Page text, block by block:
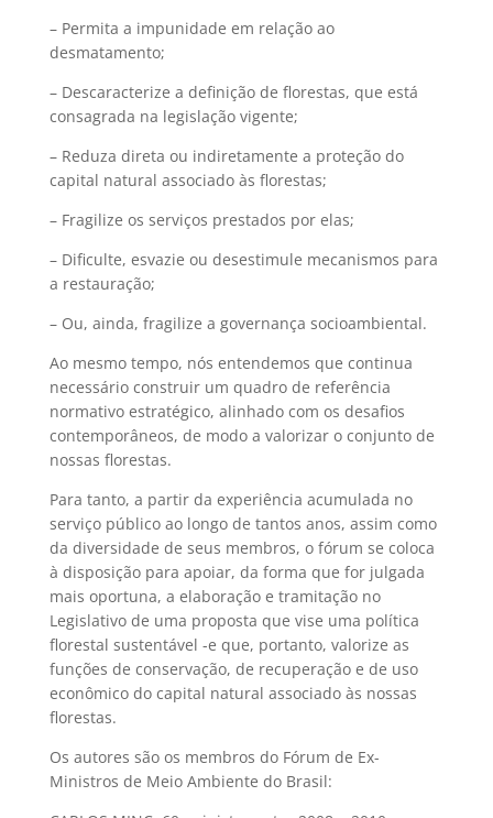
– Permita a impunidade em relação ao
desmatamento;
– Descaracterize a definição de florestas, que está
consagrada na legislação vigente;
– Reduza direta ou indiretamente a proteção do
capital natural associado às florestas;
– Fragilize os serviços prestados por elas;
– Dificulte, esvazie ou desestimule mecanismos para
a restauração;
– Ou, ainda, fragilize a governança socioambiental.
Ao mesmo tempo, nós entendemos que continua
necessário construir um quadro de referência
normativo estratégico, alinhado com os desafios
contemporâneos, de modo a valorizar o conjunto de
nossas florestas.
Para tanto, a partir da experiência acumulada no
serviço público ao longo de tantos anos, assim como
da diversidade de seus membros, o fórum se coloca
à disposição para apoiar, da forma que for julgada
mais oportuna, a elaboração e tramitação no
Legislativo de uma proposta que vise uma política
florestal sustentável -e que, portanto, valorize as
funções de conservação, de recuperação e de uso
econômico do capital natural associado às nossas
florestas.
Os autores são os membros do Fórum de Ex-
Ministros de Meio Ambiente do Brasil: